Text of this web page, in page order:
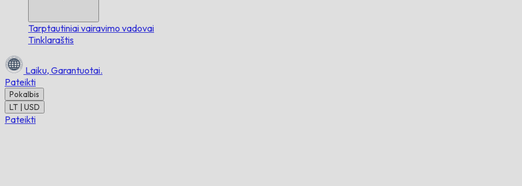
Tarptautiniai vairavimo vadovai
Tinklaraštis
Laiku, Garantuotai.
Pateikti
Pokalbis
LT | USD
Pateikti